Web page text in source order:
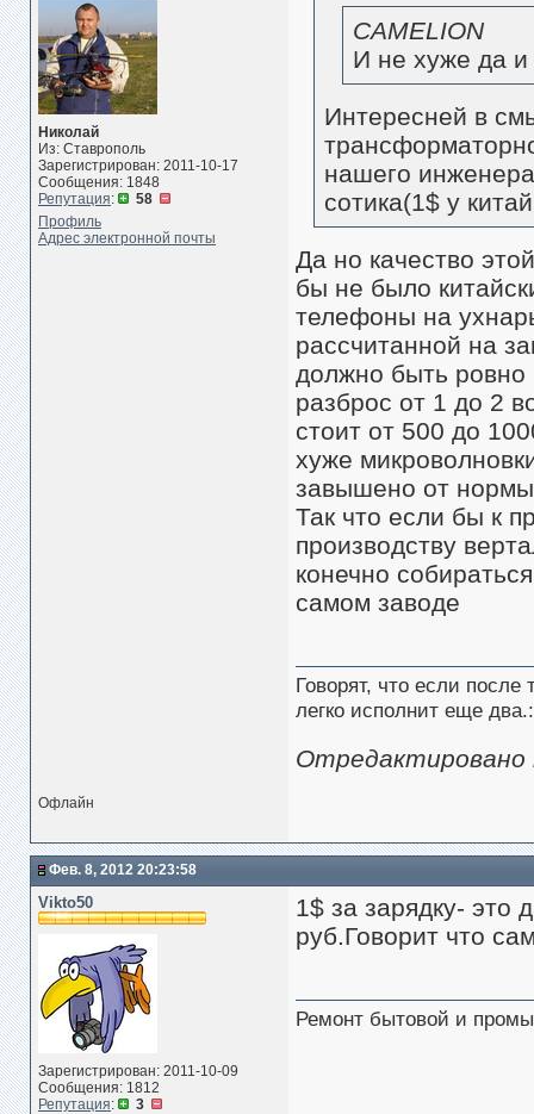
Николай
Из: Ставрополь
Зарегистрирован: 2011-10-17
Сообщения: 1848
Репутация:
58
Профиль
Адрес электронной почты
CAMELION
И не хуже да
Интересней в
нашего
сотика(1$ у
Да но качество
бы не было
телефоны на
рассчитанной на
должно быть ровно
разброс от 1 до 2
стоит от 500 до
хуже
завышено от
Так что если бы к
производству
конечно
самом заводе
Говорят, что если
легко исполнит еще
Отредактировано
Офлайн
Фев. 8, 2012 20:23:58
Vikto50
Зарегистрирован: 2011-10-09
Сообщения: 1812
Репутация:
3
1$ за зарядку- это
руб.Говорит что
Ремонт бытовой и